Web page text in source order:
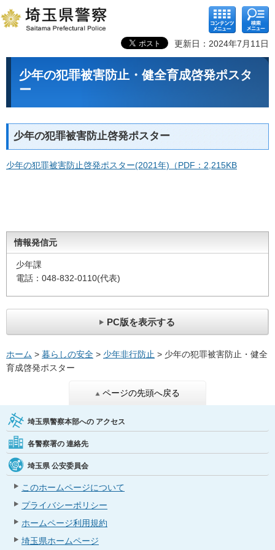
コンテ
ンツメ
ニュー
検索メ
ニュー
更新日：2024年7月11日
少年の犯罪被害防止・健全育成啓発ポスタ
ー
少年の犯罪被害防止啓発ポスター
少年の犯罪被害防止啓発ポスター(2021年)（PDF：2,215KB
情報発信元
少年課
電話：048-832-0110(代表)
PC版を表示する
ホーム > 暮らしの安全 > 少年非行防止 > 少年の犯罪被害防止・健全
育成啓発ポスター
ページの先頭へ戻る
埼玉県警察本部への アクセス
各警察署の 連絡先
埼玉県 公安委員会
このホームページについて
プライバシーポリシー
ホームページ利用規約
埼玉県ホームページ